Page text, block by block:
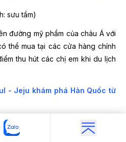
sưu tầm)
đường mỹ phẩm của châu Á với
thể mua tại các cửa hàng chính
thu hút các chị em khi du lịch
- Jeju khám phá Hàn Quốc từ
thử khi du lịch